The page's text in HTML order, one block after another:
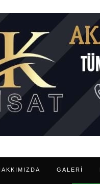
GALERI